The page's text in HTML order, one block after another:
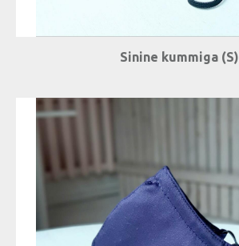
Sinine kummiga (S)